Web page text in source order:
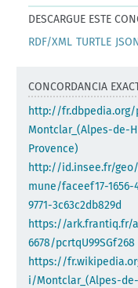
DESCARGUE ESTE
RDF/XML TURTLE
CONCORDANCIA
http://fr.dbpedia.org/
Montclar_(Alpes-de-
Provence)
http://id.insee.fr/
mune/faceef17-1656-
9771-3c63c2db829d
https://ark.frantiq.fr/
6678/pcrtqU99SGf268
https://
i/Montclar_(Alpes-de-